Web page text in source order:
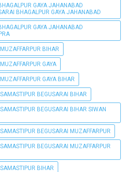
GAYA JAHANABAD
BHAGALPUR GAYA JAHANABAD
GAYA JAHANABAD
BIHAR
GAYA
GAYA BIHAR
BEGUSARAI BIHAR
BEGUSARAI BIHAR SIWAN
BEGUSARAI MUZAFFARPUR
BEGUSARAI MUZAFFARPUR
BIHAR